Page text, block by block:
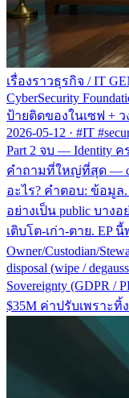
เรื่องราวธุรกิจ / IT
CyberSecurity
ป้ายติดของในเซฟ +
2026-05-12 · #IT
Part 2 จบ — Identity
คำถามที่ใหญ่ที่สุด —
อะไร? คำตอบ: ข้อมู
อย่างเป็น public บาง
เติบโต-เก่า-ตาย. EP
Owner/Custodian/
disposal (wipe /
Sovereignty (GDPR /
$35M ค่าปรับเพราะทิ้